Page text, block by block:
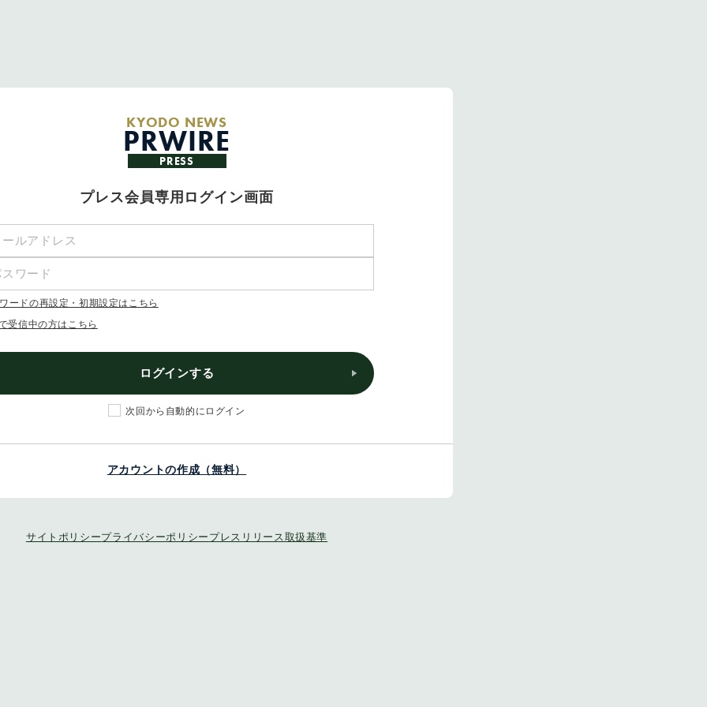
KYODO NEWS
PRWIRE
PRESS
プレス会員専用ログイン画面
ードの再設定・初期設定はこちら
受信中の方はこちら
ログインする
次回から自動的にログイン
アカウントの作成（無料）
サイトポリシープライバシーポリシー プレスリリース取扱基準